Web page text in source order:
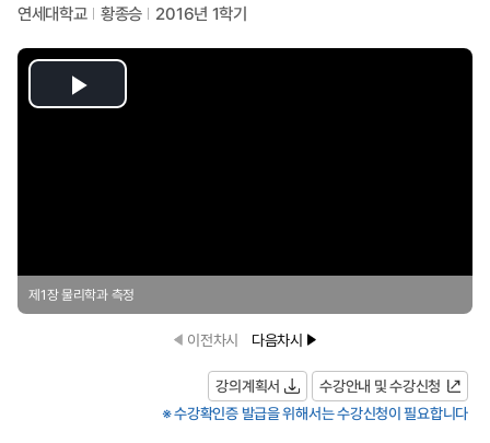
연세대학교 황종승 2016년 1학기
Play
제1장 물리학과 측정
이전차시 다음차시
강의계획서
수강안내 및 수강신청
※ 수강확인증 발급을 위해서는 수강신청이 필요합니다